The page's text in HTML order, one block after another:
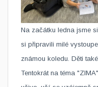
Na začátku ledna jsme
si připravili milé
známou koledu. Děti
Tentokrát na téma